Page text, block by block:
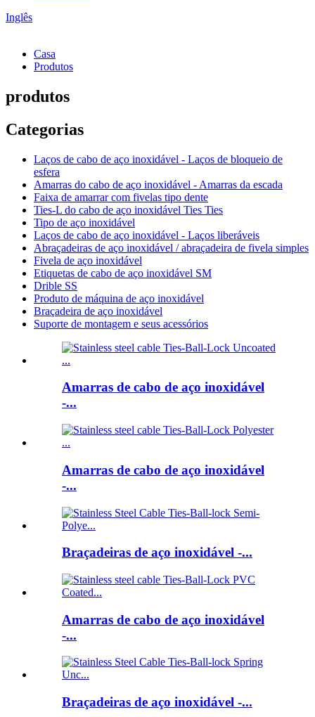
Inglês
Casa
Produtos
produtos
Categorias
Laços de cabo de aço inoxidável - Laços de bloqueio de
esfera
Amarras do cabo de aço inoxidável - Amarras da escada
Faixa de amarrar com fivelas tipo dente
Ties-L do cabo de aço inoxidável Ties Ties
Tipo de aço inoxidável
Laços de cabo de aço inoxidável - Laços liberáveis
Abraçadeiras de aço inoxidável / abraçadeira de fivela simples
Fivela de aço inoxidável
Etiquetas de cabo de aço inoxidável SM
Drible SS
Produto de máquina de aço inoxidável
Braçadeira de aço inoxidável
Suporte de montagem e seus acessórios
Amarras de cabo de aço inoxidável
-...
Amarras de cabo de aço inoxidável
-...
Braçadeiras de aço inoxidável -...
Amarras de cabo de aço inoxidável
-...
Braçadeiras de aço inoxidável -...